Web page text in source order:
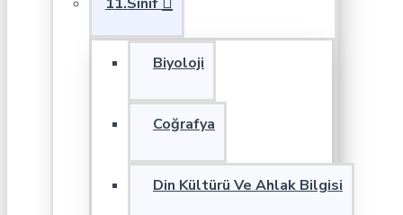
Biyoloji
Coğrafya
Din Kültürü Ve Ahlak Bilgisi